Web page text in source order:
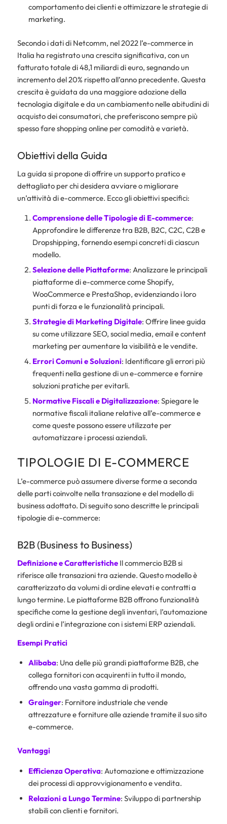
comportamento dei clienti e ottimizzare le strategie di
marketing.
Secondo i dati di Netcomm, nel 2022 l’e-commerce in
Italia ha registrato una crescita significativa, con un
fatturato totale di 48,1 miliardi di euro, segnando un
incremento del 20% rispetto all’anno precedente. Questa
crescita è guidata da una maggiore adozione della
tecnologia digitale e da un cambiamento nelle abitudini di
acquisto dei consumatori, che preferiscono sempre più
spesso fare shopping online per comodità e varietà.
Obiettivi della Guida
La guida si propone di offrire un supporto pratico e
dettagliato per chi desidera avviare o migliorare
un’attività di e-commerce. Ecco gli obiettivi specifici:
Comprensione delle Tipologie di E-commerce:
Approfondire le differenze tra B2B, B2C, C2C, C2B e
Dropshipping, fornendo esempi concreti di ciascun
modello.
Selezione delle Piattaforme: Analizzare le principali
piattaforme di e-commerce come Shopify,
WooCommerce e PrestaShop, evidenziando i loro
punti di forza e le funzionalità principali.
Strategie di Marketing Digitale: Offrire linee guida
su come utilizzare SEO, social media, email e content
marketing per aumentare la visibilità e le vendite.
Errori Comuni e Soluzioni: Identificare gli errori più
frequenti nella gestione di un e-commerce e fornire
soluzioni pratiche per evitarli.
Normative Fiscali e Digitalizzazione: Spiegare le
normative fiscali italiane relative all’e-commerce e
come queste possono essere utilizzate per
automatizzare i processi aziendali.
TIPOLOGIE DI E-COMMERCE
L’e-commerce può assumere diverse forme a seconda
delle parti coinvolte nella transazione e del modello di
business adottato. Di seguito sono descritte le principali
tipologie di e-commerce:
B2B (Business to Business)
Definizione e CaratteristicheIl commercio B2B si
riferisce alle transazioni tra aziende. Questo modello è
caratterizzato da volumi di ordine elevati e contratti a
lungo termine. Le piattaforme B2B offrono funzionalità
specifiche come la gestione degli inventari, l’automazione
degli ordini e l’integrazione con i sistemi ERP aziendali.
Esempi Pratici
Alibaba: Una delle più grandi piattaforme B2B, che
collega fornitori con acquirenti in tutto il mondo,
offrendo una vasta gamma di prodotti.
Grainger: Fornitore industriale che vende
attrezzature e forniture alle aziende tramite il suo sito
e-commerce.
Vantaggi
Efficienza Operativa: Automazione e ottimizzazione
dei processi di approvvigionamento e vendita.
Relazioni a Lungo Termine: Sviluppo di partnership
stabili con clienti e fornitori.